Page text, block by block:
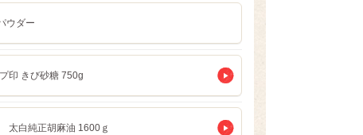
ウダー
印 きび砂糖 750g
太白純正胡麻油 1600ｇ